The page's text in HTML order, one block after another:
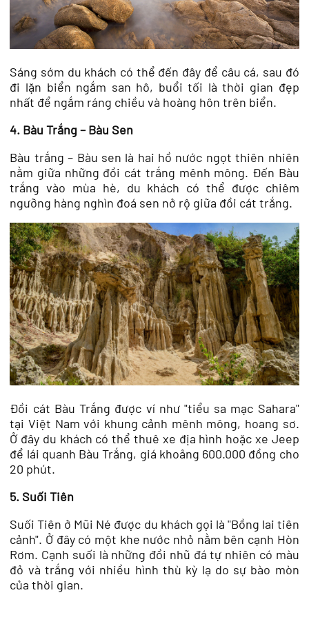
Sáng sớm du khách có thể đến đây để câu cá, sau đó
đi lặn biển ngắm san hô, buổi tối là thời gian đẹp
nhất để ngắm ráng chiều và hoàng hôn trên biển.
4. Bàu Trắng – Bàu Sen
Bàu trắng – Bàu sen là hai hồ nước ngọt thiên nhiên
nằm giữa những đồi cát trắng mênh mông. Đến Bàu
trắng vào mùa hè, du khách có thể được chiêm
ngưỡng hàng nghìn đoá sen nở rộ giữa đồi cát trắng.
Đồi cát Bàu Trắng được ví như "tiểu sa mạc Sahara"
tại Việt Nam với khung cảnh mênh mông, hoang sơ.
Ở đây du khách có thể thuê xe địa hình hoặc xe Jeep
để lái quanh Bàu Trắng, giá khoảng 600.000 đồng cho
20 phút.
5. Suối Tiên
Suối Tiên ở Mũi Né được du khách gọi là "Bồng lai tiên
cảnh". Ở đây có một khe nước nhỏ nằm bên cạnh Hòn
Rơm. Cạnh suối là những đồi nhũ đá tự nhiên có màu
đỏ và trắng với nhiều hình thù kỳ lạ do sự bào mòn
của thời gian.